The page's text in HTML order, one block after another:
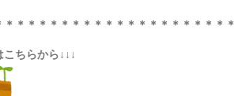
＊＊＊＊＊＊＊＊＊＊＊＊＊＊＊＊＊＊＊＊
こちらから↓↓↓